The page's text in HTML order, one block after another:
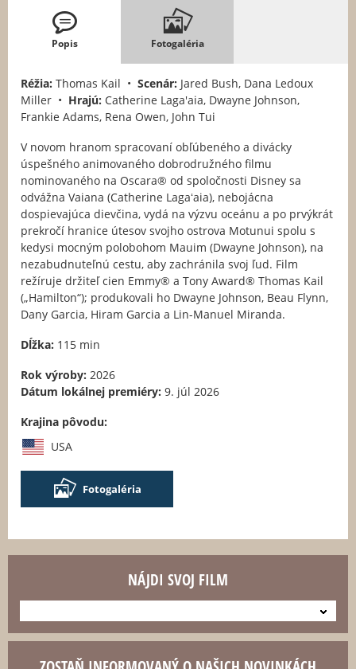
Popis Fotogaléria
Réžia: Thomas Kail • Scenár: Jared Bush, Dana Ledoux
Miller • Hrajú: Catherine Laga'aia, Dwayne Johnson,
Frankie Adams, Rena Owen, John Tui
V novom hranom spracovaní obľúbeného a divácky
úspešného animovaného dobrodružného filmu
nominovaného na Oscara® od spoločnosti Disney sa
odvážna Vaiana (Catherine Lagaʻaia), nebojácna
dospievajúca dievčina, vydá na výzvu oceánu a po prvýkrát
prekročí hranice útesov svojho ostrova Motunui spolu s
kedysi mocným polobohom Mauim (Dwayne Johnson), na
nezabudnuteľnú cestu, aby zachránila svoj ľud. Film
režíruje držiteľ cien Emmy® a Tony Award® Thomas Kail
(„Hamilton“); produkovali ho Dwayne Johnson, Beau Flynn,
Dany Garcia, Hiram Garcia a Lin-Manuel Miranda.
Dĺžka: 115 min
Rok výroby: 2026
Dátum lokálnej premiéry: 9. júl 2026
Krajina pôvodu:
USA
Fotogaléria
NÁJDI SVOJ FILM